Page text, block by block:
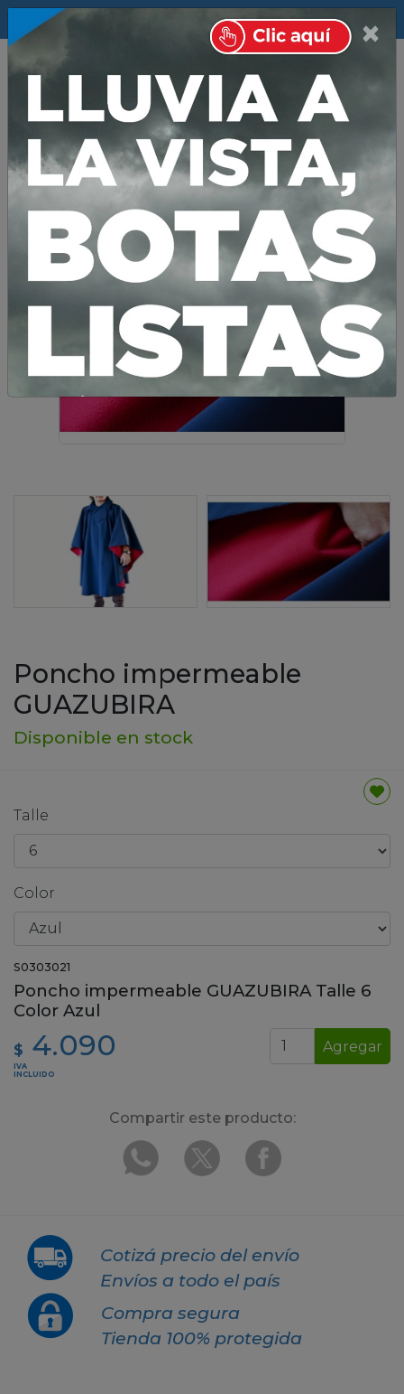
$ 0
Vestimenta y Talabarteria VESTIMENTA Ponchos y Mantas
Poncho impermeable
GUAZUBIRA
Disponible en stock
Talle
Color
S0303021
Poncho impermeable GUAZUBIRA Talle 6
Color Azul
$ 4.090
IVA
INCLUIDO
Agregar
Compartir este producto:
Cotizá precio del envío
Envíos a todo el país
Compra segura
Tienda 100% protegida
×